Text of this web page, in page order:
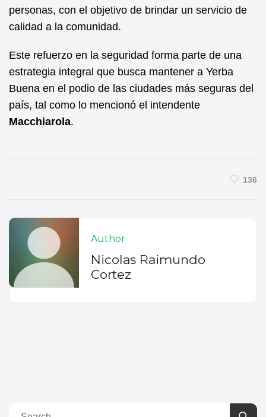
personas, con el objetivo de brindar un servicio de
calidad a la comunidad.
Este refuerzo en la seguridad forma parte de una
estrategia integral que busca mantener a Yerba
Buena en el podio de las ciudades más seguras del
país, tal como lo mencionó el intendente
Macchiarola.
136
Author
Nicolas Raimundo
Cortez